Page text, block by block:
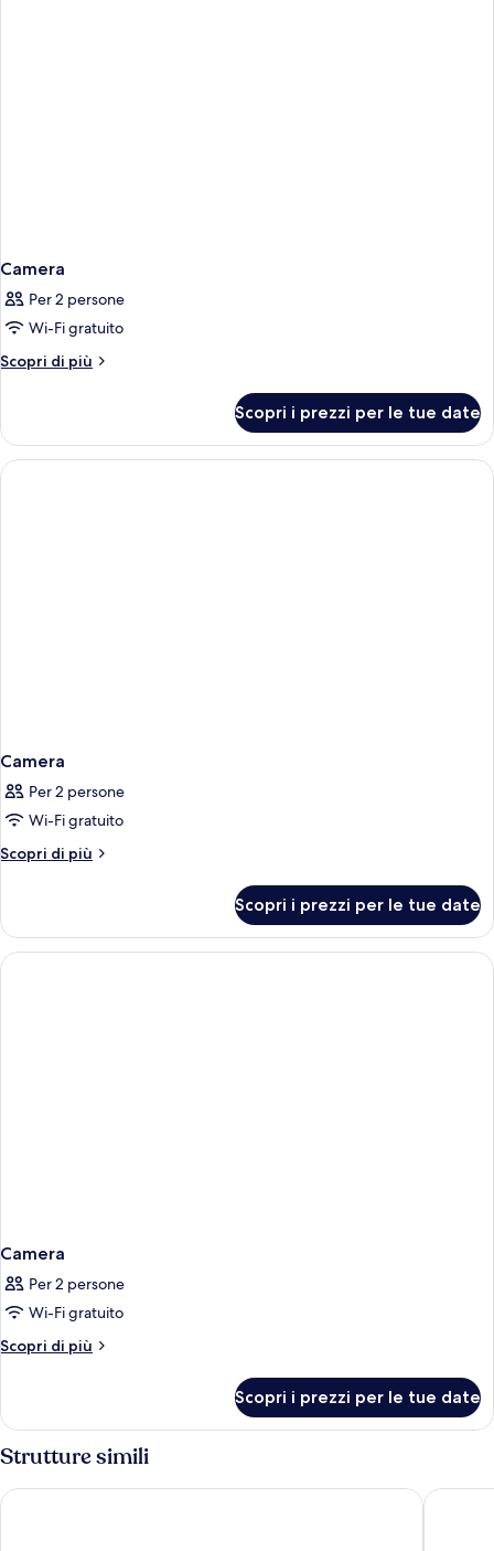
Camera
Per 2 persone
Wi-Fi gratuito
Scopri di più
Altri
Scopri i prezzi per le tue date
Camera
Per 2 persone
Wi-Fi gratuito
Scopri di più
Altri
Scopri i prezzi per le tue date
Camera
Per 2 persone
Wi-Fi gratuito
Scopri di più
Altri
Scopri i prezzi per le tue date
Strutture simili
Hilton Garden Inn Ordos Kangbashi